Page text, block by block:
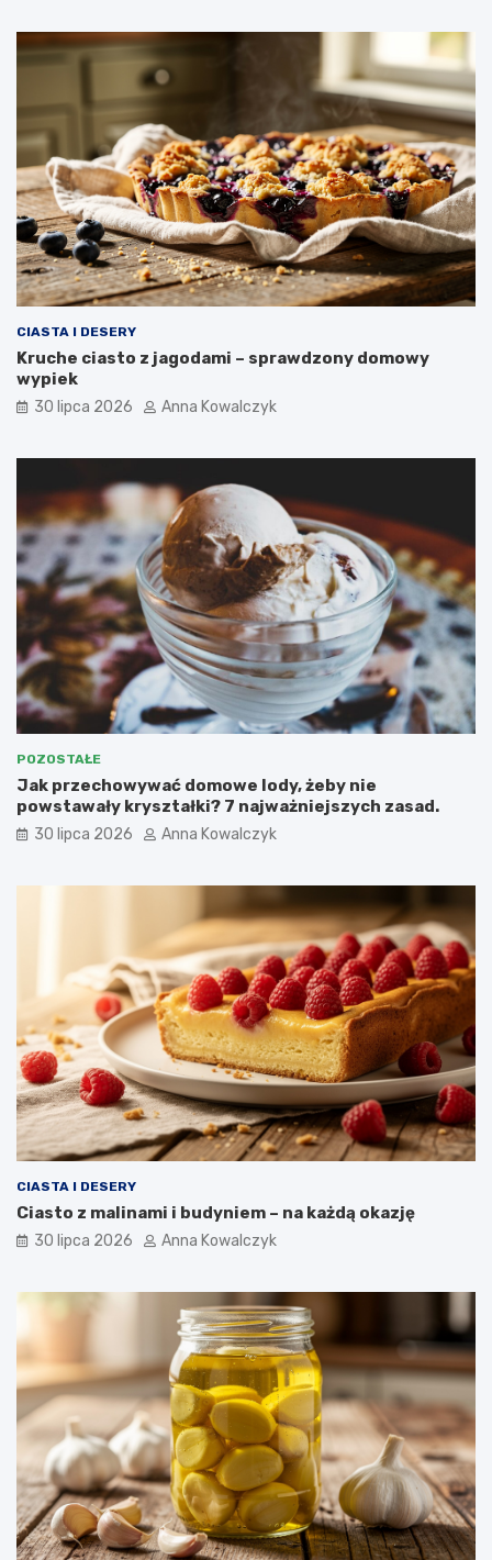
CIASTA I DESERY
Kruche ciasto z jagodami – sprawdzony domowy
wypiek
30 lipca 2026 Anna Kowalczyk
POZOSTAŁE
Jak przechowywać domowe lody, żeby nie
powstawały kryształki? 7 najważniejszych zasad.
30 lipca 2026 Anna Kowalczyk
CIASTA I DESERY
Ciasto z malinami i budyniem – na każdą okazję
30 lipca 2026 Anna Kowalczyk